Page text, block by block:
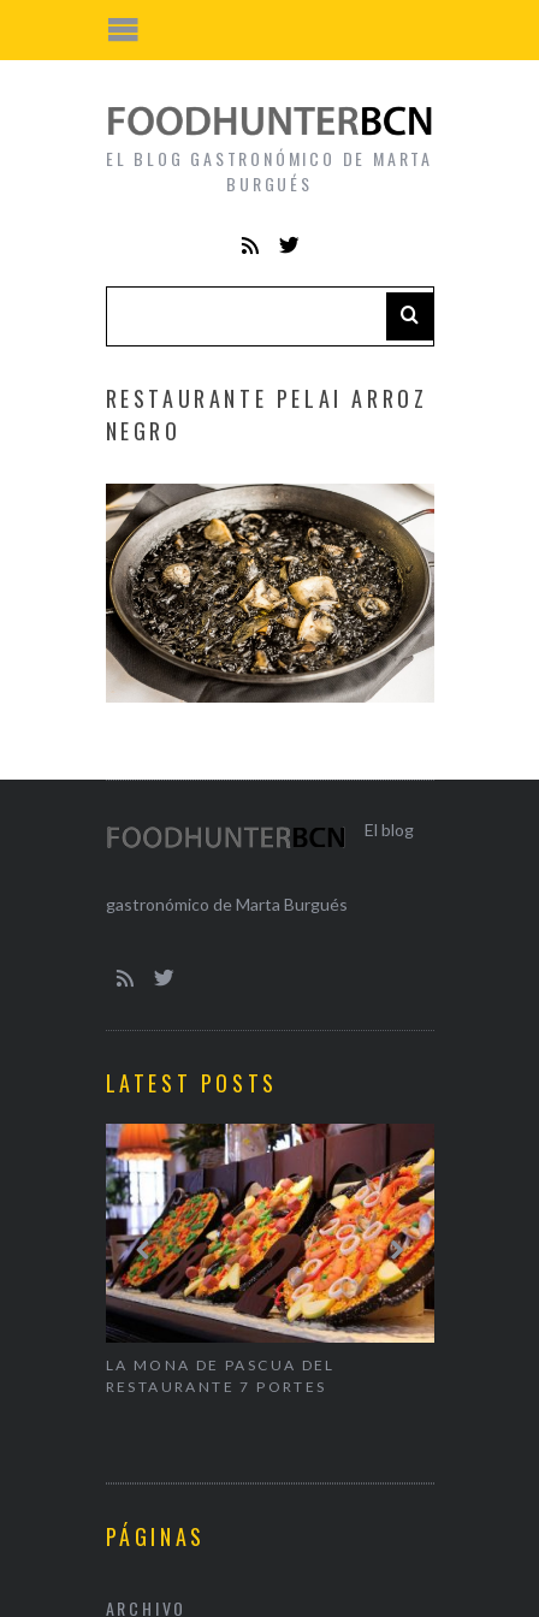
EL BLOG GASTRONÓMICO DE MARTA
BURGUÉS
RESTAURANTE PELAI ARROZ
NEGRO
El blog
gastronómico de Marta Burgués
LATEST POSTS
LA MONA DE PASCUA DEL
RESTAURANTE 7 PORTES
PÁGINAS
ARCHIVO